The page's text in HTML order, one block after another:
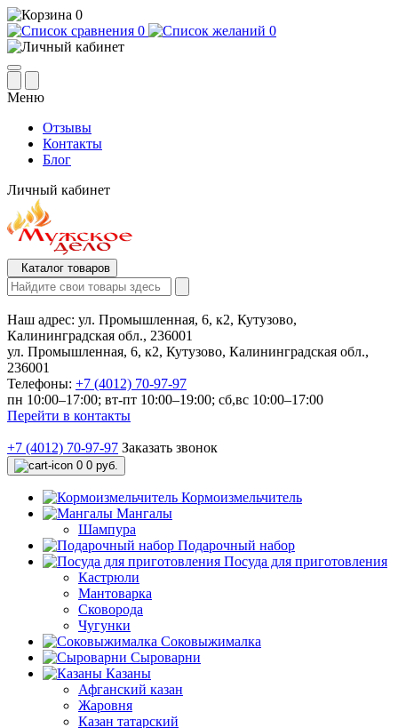
0
0
0
Меню
Отзывы
Контакты
Блог
Личный кабинет
Каталог товаров
Наш адрес: ул. Промышленная, 6, к2, Кутузово,
Калининградская обл., 236001
ул. Промышленная, 6, к2, Кутузово, Калининградская обл.,
236001
Телефоны: +7 (4012) 70-97-97
пн 10:00–17:00; вт-пт 10:00–19:00; сб,вс 10:00–17:00
Перейти в контакты
+7 (4012) 70-97-97 Заказать звонок
0 0 руб.
Кормоизмельчитель
Мангалы
Шампура
Подарочный набор
Посуда для приготовления
Кастрюли
Мантоварка
Сковорода
Чугунки
Соковыжималка
Сыроварни
Казаны
Афганский казан
Жаровня
Казан татарский